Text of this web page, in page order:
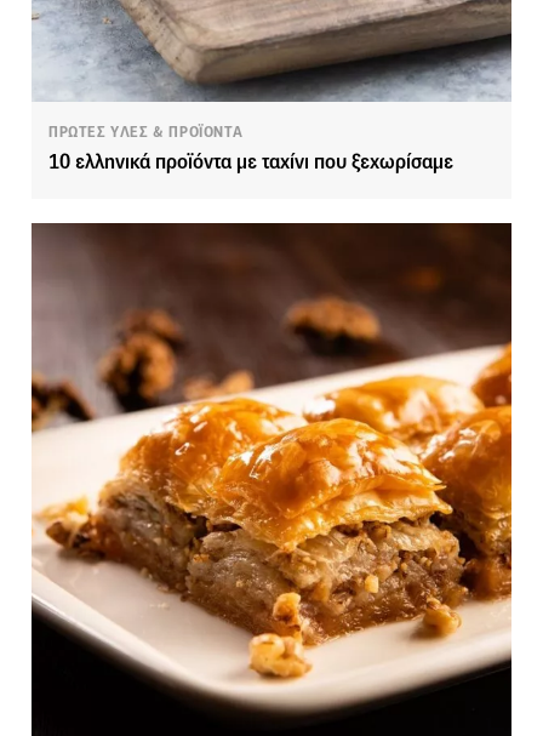
ΠΡΩΤΕΣ ΥΛΕΣ & ΠΡΟΪΟΝΤΑ
10 ελληνικά προϊόντα με ταχίνι που ξεχωρίσαμε